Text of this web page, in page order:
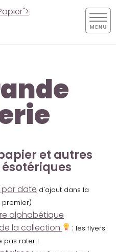
et autres
par date d'ajout dans la
premier)
alphabétique
de la collection : les flyers
pas rater !